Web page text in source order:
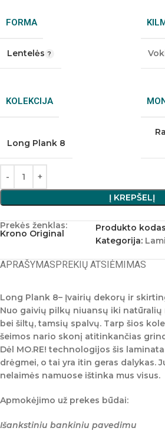
FORMA
Lentelės
KOLEKCIJA
Long Plank 8
Į KREPŠELĮ
Prekės ženklas:
Krono Original
Produkto
Kategorija:
APRAŠYMASPREKIŲ ATSIĖMIMAS
Long Plank 8– Įvairių dekorų ir
Nuo gaivių pilkų niuansų iki
bei šiltų, tamsių spalvų. Tarp šios
šeimos nario skonį atitinkančias
Dėl MO.RE! technologijos šis
drėgmei, o tai yra itin geras dalykas.
nelaimės namuose ištinka mus visus.
Apmokėjimo už prekes būdai:
Išankstiniu bankiniu pavedimu